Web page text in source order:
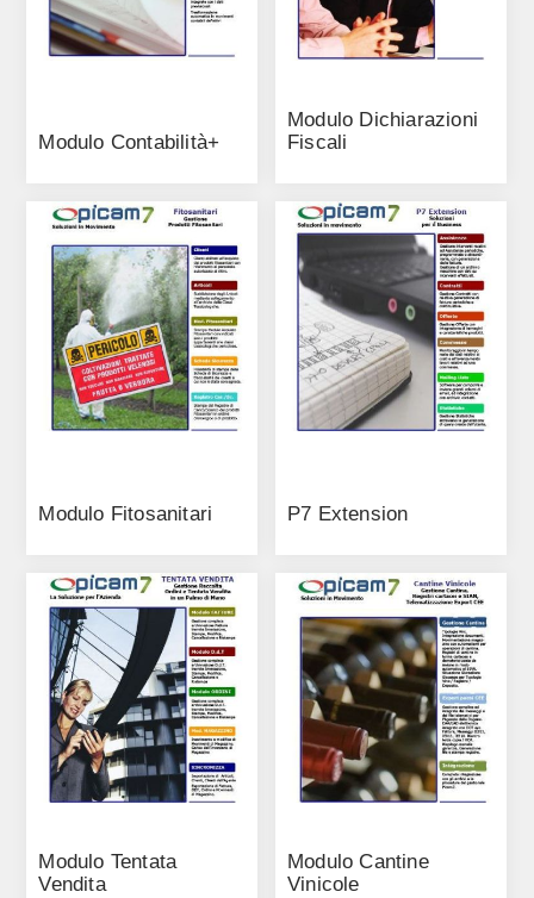
Modulo Contabilità+
Modulo Dichiarazioni
Fiscali
Modulo Fitosanitari P7 Extension
Modulo Tentata
Vendita
Modulo Cantine
Vinicole